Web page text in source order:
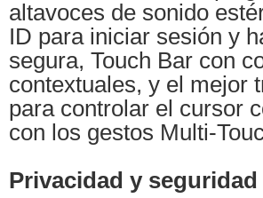
altavoces de sonido
ID para iniciar sesión y
segura, Touch Bar con
contextuales, y el mejor
para controlar el cursor
con los gestos Multi-
Privacidad y seguridad